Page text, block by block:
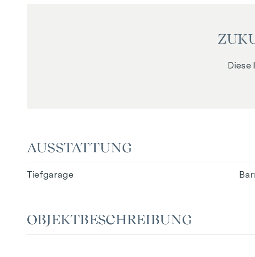
AUSSTATTUNG
Tiefgarage
OBJEKTBESCHREIBUNG